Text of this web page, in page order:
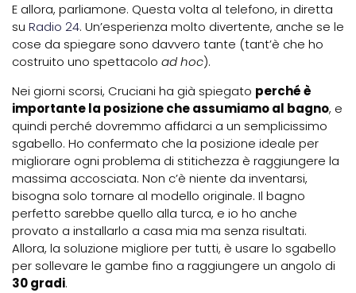
E allora, parliamone. Questa volta al telefono, in diretta
su Radio 24. Un’esperienza molto divertente, anche se le
cose da spiegare sono davvero tante (tant’è che ho
costruito uno spettacolo ad hoc).
Nei giorni scorsi, Cruciani ha già spiegato perché è
importante la posizione che assumiamo al bagno, e
quindi perché dovremmo affidarci a un semplicissimo
sgabello. Ho confermato che la posizione ideale per
migliorare ogni problema di stitichezza è raggiungere la
massima accosciata. Non c’è niente da inventarsi,
bisogna solo tornare al modello originale. Il bagno
perfetto sarebbe quello alla turca, e io ho anche
provato a installarlo a casa mia ma senza risultati.
Allora, la soluzione migliore per tutti, è usare lo sgabello
per sollevare le gambe fino a raggiungere un angolo di
30 gradi.